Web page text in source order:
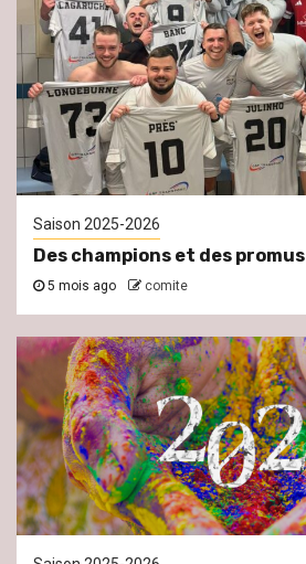
Saison 2025-2026
Des champions et des promus
5 mois ago comite